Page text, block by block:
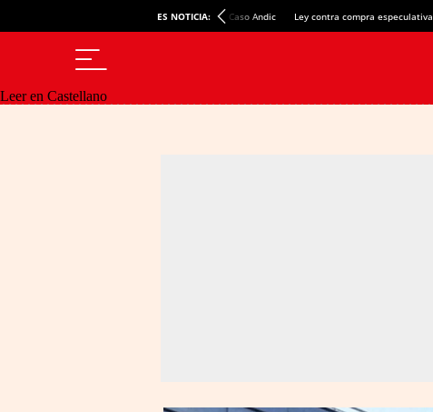
ES NOTICIA: Caso Andic Ley contra compra especulativa
Leer en Castellano